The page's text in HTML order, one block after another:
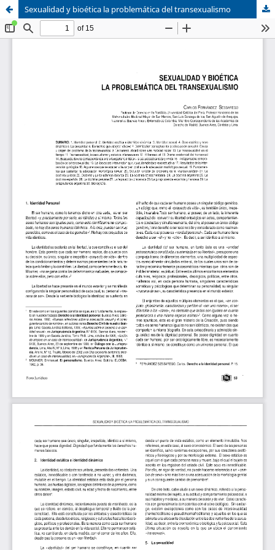
Sistema de
Bibliotecas
Asociación Civil
Foro Académico
Sexualidad y bioética la problemática del transexualismo